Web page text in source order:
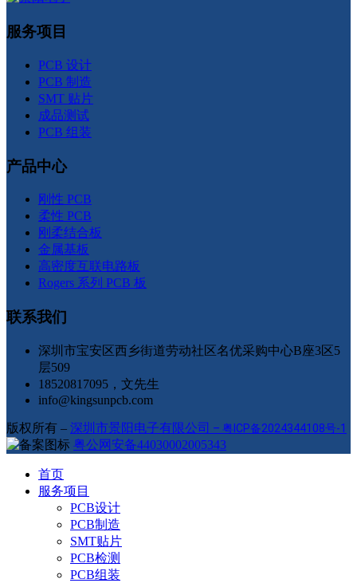
服务项目
PCB 设计
PCB 制造
SMT 贴片
成品测试
PCB 组装
产品中心
刚性 PCB
柔性 PCB
刚柔结合板
金属基板
高密度互联电路板
Rogers 系列 PCB 板
联系我们
深圳市宝安区西乡街道劳动社区名优采购中心B座3区5
层509
18520817095，文先生
info@kingsunpcb.com
版权所有 – 深圳市景阳电子有限公司 – 粤ICP备2024344108号-1
粤公网安备44030002005343
首页
服务项目
PCB设计
PCB制造
SMT贴片
PCB检测
PCB组装